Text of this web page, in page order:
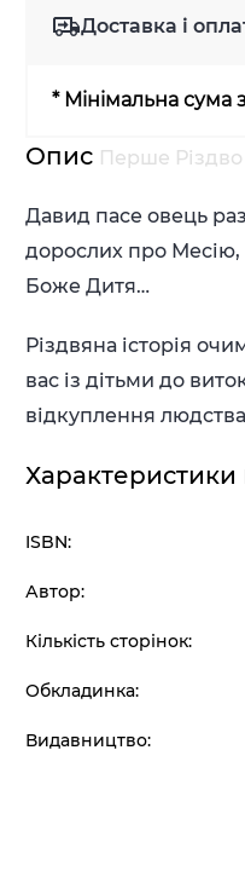
Доставка і
* Мінімальна сума
Опис Перше
Давид пасе овець
дорослих про Месію,
Боже Дитя…
Різдвяна історія
вас із дітьми до
відкуплення
Характеристики
ISBN:
Автор:
Кількість сторінок:
Обкладинка:
Видавництво: